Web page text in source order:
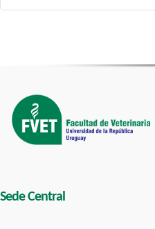
Sede Central